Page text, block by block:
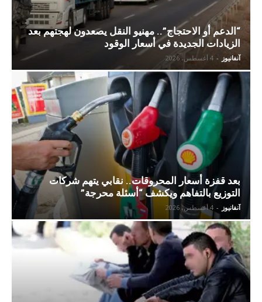
“الدعم أو الاحتجاج”.. مهنيو النقل يصعدون لهجتهم بعد
الزيادات الجديدة في أسعار الوقود
آنفانيوز - 4 أغسطس، 2026
بعد قفزة أسعار المحروقات.. نقابي يتهم شركات
التوزيع بالتفاهم ويكشف “أسئلة محرجة”
آنفانيوز - 4 أغسطس، 2026